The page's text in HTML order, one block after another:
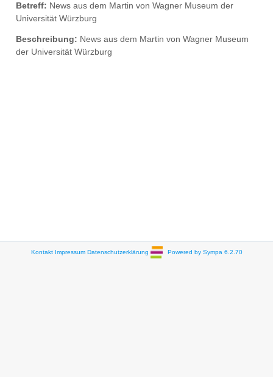
Betreff: News aus dem Martin von Wagner Museum der
Universität Würzburg
Beschreibung: News aus dem Martin von Wagner Museum
der Universität Würzburg
Kontakt Impressum Datenschutzerklärung Powered by Sympa 6.2.70